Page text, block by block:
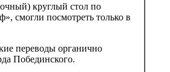
круглый стол по
смогли посмотреть только в
переводы органично
Побединского.